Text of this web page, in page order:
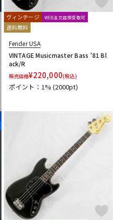
ヴィンテージ WEB注文店頭受取可
送料無料
Fender USA
VINTAGE Musicmaster Bass '81 Bl
ack/R
販売価格¥220,000(税込)
ポイント：1%(2000pt)